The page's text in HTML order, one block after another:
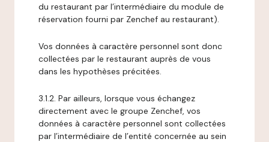
du restaurant par l’intermédiaire du module de
réservation fourni par Zenchef au restaurant).
Vos données à caractère personnel sont donc
collectées par le restaurant auprès de vous
dans les hypothèses précitées.
3.1.2. Par ailleurs, lorsque vous échangez
directement avec le groupe Zenchef, vos
données à caractère personnel sont collectées
par l’intermédiaire de l’entité concernée au sein